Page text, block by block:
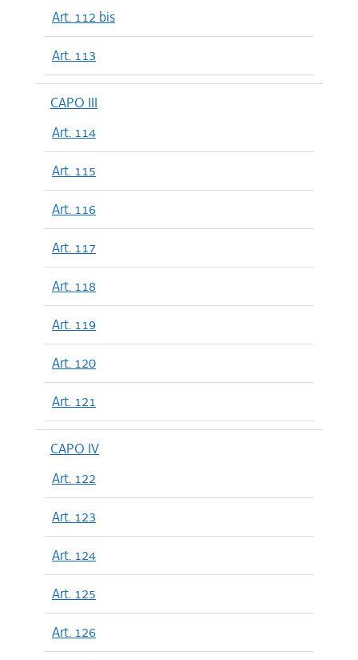
Art. 112 bis
Art. 113
CAPO III
Art. 114
Art. 115
Art. 116
Art. 117
Art. 118
Art. 119
Art. 120
Art. 121
CAPO IV
Art. 122
Art. 123
Art. 124
Art. 125
Art. 126